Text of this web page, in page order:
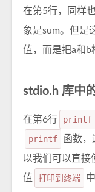
在第5行，同样
象是sum。但是
值，而是把a和b
stdio.h 库中
在第6行 printf
printf
函数，
以我们可以直接
值
打印到终端